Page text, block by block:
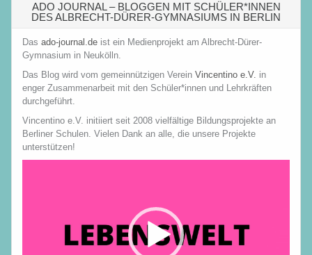
ADO JOURNAL – BLOGGEN MIT SCHÜLER*INNEN
DES ALBRECHT-DÜRER-GYMNASIUMS IN BERLIN
Das ado-journal.de ist ein Medienprojekt am Albrecht-Dürer-
Gymnasium in Neukölln.
Das Blog wird vom gemeinnützigen Verein Vincentino e.V. in
enger Zusammenarbeit mit den Schüler*innen und Lehrkräften
durchgeführt.
Vincentino e.V. initiiert seit 2008 vielfältige Bildungsprojekte an
Berliner Schulen. Vielen Dank an alle, die unsere Projekte
unterstützen!